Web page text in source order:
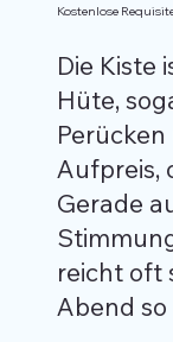
Die Kiste
Hüte,
Aufpreis,
Gerade
reicht oft
Abend
Kostenlose